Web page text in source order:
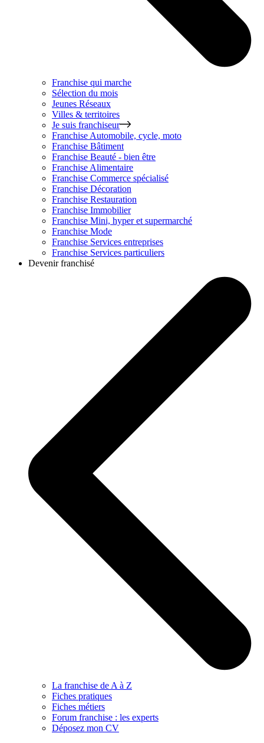
Franchise qui marche
Sélection du mois
Jeunes Réseaux
Villes & territoires
Je suis franchiseur
Franchise Automobile, cycle, moto
Franchise Bâtiment
Franchise Beauté - bien être
Franchise Alimentaire
Franchise Commerce spécialisé
Franchise Décoration
Franchise Restauration
Franchise Immobilier
Franchise Mini, hyper et supermarché
Franchise Mode
Franchise Services entreprises
Franchise Services particuliers
Devenir franchisé
La franchise de A à Z
Fiches pratiques
Fiches métiers
Forum franchise : les experts
Déposez mon CV